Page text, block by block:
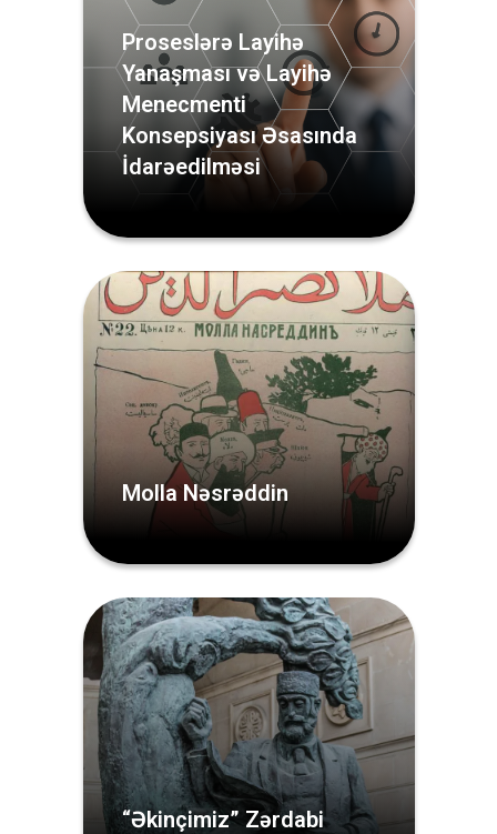
Proseslərə Layihə
Yanaşması və Layihə
Menecmenti
Konsepsiyası Əsasında
İdarəedilməsi
Molla Nəsrəddin
“Əkinçimiz” Zərdabi